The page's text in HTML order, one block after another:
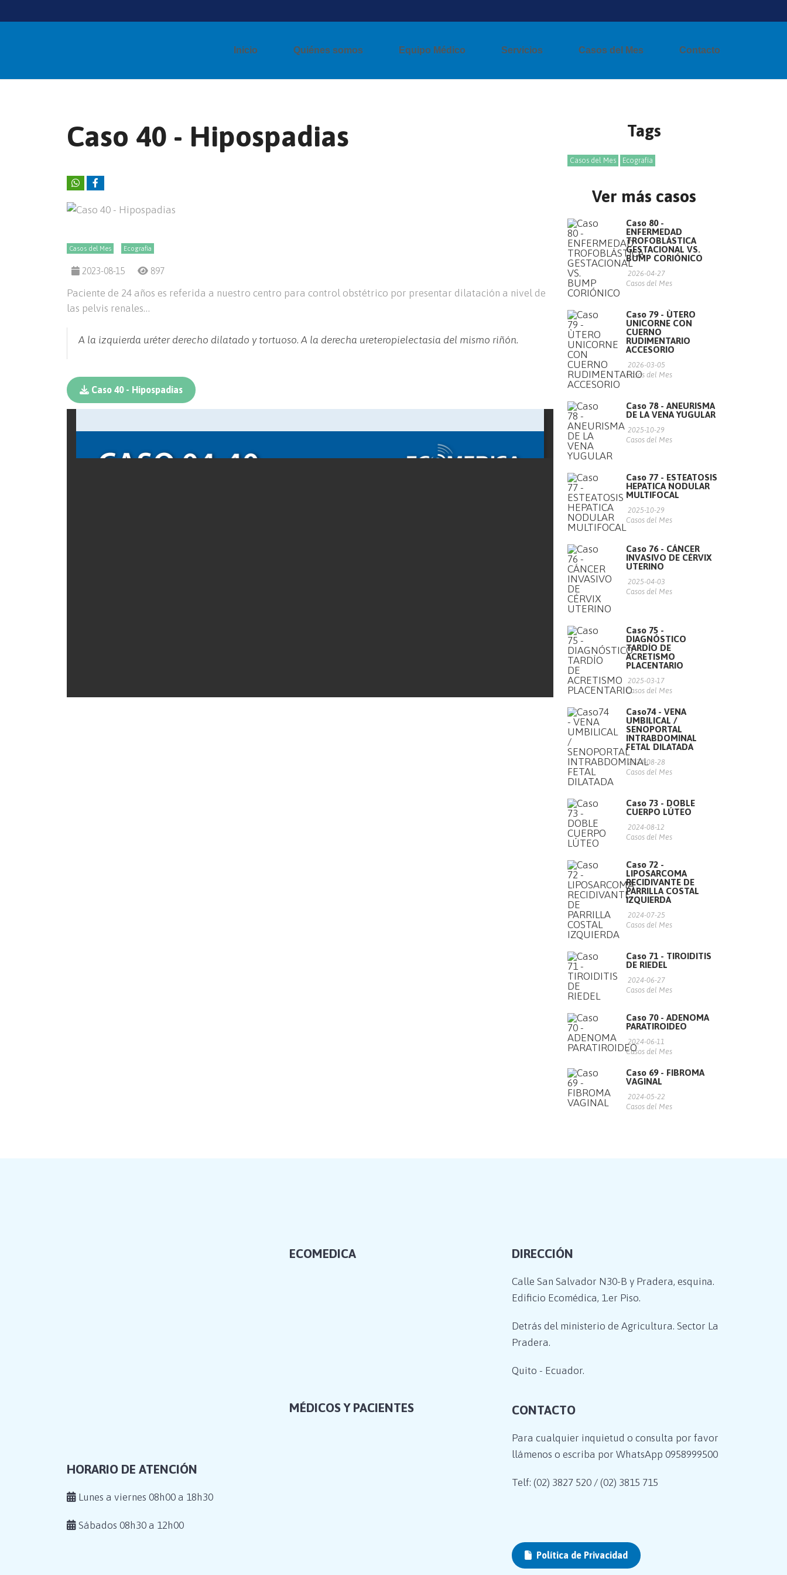
Inicio Quiénes somos Equipo Médico Servicios Casos del Mes Contacto
Caso 40 - Hipospadias
Casos del Mes Ecografía
2023-08-15 897
Paciente de 24 años es referida a nuestro centro para control obstétrico por presentar dilatación a nivel de
las pelvis renales…
A la izquierda uréter derecho dilatado y tortuoso. A la derecha ureteropielectasia del mismo riñón.
Caso 40 - Hipospadias
Tags
Casos del Mes Ecografía
Ver más casos
Caso 80 -
ENFERMEDAD
TROFOBLÁSTICA
GESTACIONAL VS.
BUMP CORIÓNICO
2026-04-27
Casos del Mes
Caso 79 - ÙTERO
UNICORNE CON
CUERNO
RUDIMENTARIO
ACCESORIO
2026-03-05
Casos del Mes
Caso 78 - ANEURISMA
DE LA VENA YUGULAR
2025-10-29
Casos del Mes
Caso 77 - ESTEATOSIS
HEPATICA NODULAR
MULTIFOCAL
2025-10-29
Casos del Mes
Caso 76 - CÁNCER
INVASIVO DE CÉRVIX
UTERINO
2025-04-03
Casos del Mes
Caso 75 -
DIAGNÓSTICO
TARDÍO DE
ACRETISMO
PLACENTARIO
2025-03-17
Casos del Mes
Caso74 - VENA
UMBILICAL /
SENOPORTAL
INTRABDOMINAL
FETAL DILATADA
2024-08-28
Casos del Mes
Caso 73 - DOBLE
CUERPO LÚTEO
2024-08-12
Casos del Mes
Caso 72 -
LIPOSARCOMA
RECIDIVANTE DE
PARRILLA COSTAL
IZQUIERDA
2024-07-25
Casos del Mes
Caso 71 - TIROIDITIS
DE RIEDEL
2024-06-27
Casos del Mes
Caso 70 - ADENOMA
PARATIROIDEO
2024-06-11
Casos del Mes
Caso 69 - FIBROMA
VAGINAL
2024-05-22
Casos del Mes
HORARIO DE ATENCIÓN
Lunes a viernes 08h00 a 18h30
Sábados 08h30 a 12h00
ECOMEDICA
MÉDICOS Y PACIENTES
DIRECCIÓN
Calle San Salvador N30-B y Pradera, esquina.
Edificio Ecomédica, 1.er Piso.
Detrás del ministerio de Agricultura. Sector La
Pradera.
Quito - Ecuador.
CONTACTO
Para cualquier inquietud o consulta por favor
llámenos o escriba por WhatsApp 0958999500
Telf: (02) 3827 520 / (02) 3815 715
Política de Privacidad